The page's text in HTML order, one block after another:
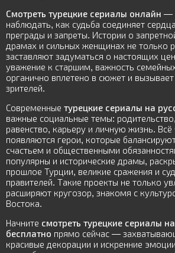
Смотреть турецкие сериалы онлайн —
наблюдать, как судьба соединяет
преграды и запреты. Истории о
драмах и сильных женщинах не только
заставляют задуматься о настоящих
уважение к старшим, важность
органично вплетено в сюжет и
зрителей.
Современные турецкие сериалы на
важные социальные темы:
равенство, карьеру и личную жизнь.
появляются герои, которые
счастьем и общественными
популярны и исторические драмы,
прошлое Турции, великие сражения и
правителей. Такие проекты не только
расширяют кругозор, знакомя с
Востока.
Начните смотреть турецкие сериалы
бесплатно прямо сейчас —
красивые декорации и искренние